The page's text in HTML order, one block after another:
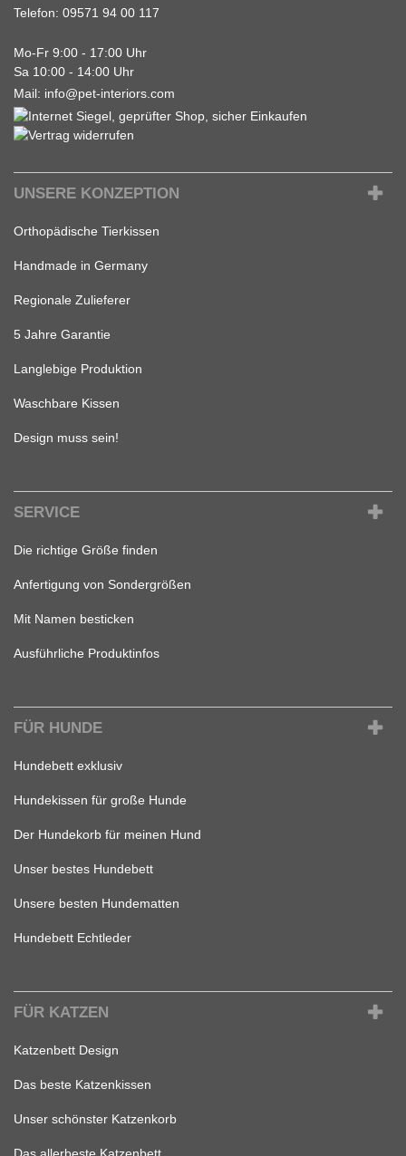
Telefon: 09571 94 00 117
Mo-Fr 9:00 - 17:00 Uhr
Sa 10:00 - 14:00 Uhr
Mail: info@pet-interiors.com
UNSERE KONZEPTION
Orthopädische Tierkissen
Handmade in Germany
Regionale Zulieferer
5 Jahre Garantie
Langlebige Produktion
Waschbare Kissen
Design muss sein!
SERVICE
Die richtige Größe finden
Anfertigung von Sondergrößen
Mit Namen besticken
Ausführliche Produktinfos
FÜR HUNDE
Hundebett exklusiv
Hundekissen für große Hunde
Der Hundekorb für meinen Hund
Unser bestes Hundebett
Unsere besten Hundematten
Hundebett Echtleder
FÜR KATZEN
Katzenbett Design
Das beste Katzenkissen
Unser schönster Katzenkorb